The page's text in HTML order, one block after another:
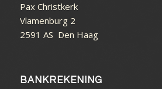
Pax Christkerk
Vlamenburg 2
2591 AS Den Haag
BANKREKENING